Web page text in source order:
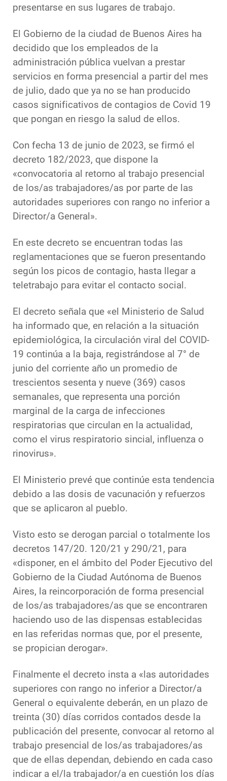
presentarse en sus lugares de trabajo.
El Gobierno de la ciudad de Buenos Aires ha
decidido que los empleados de la
administración pública vuelvan a prestar
servicios en forma presencial a partir del mes
de julio, dado que ya no se han producido
casos significativos de contagios de Covid 19
que pongan en riesgo la salud de ellos.
Con fecha 13 de junio de 2023, se firmó el
decreto 182/2023, que dispone la
«convocatoria al retorno al trabajo presencial
de los/as trabajadores/as por parte de las
autoridades superiores con rango no inferior a
Director/a General».
En este decreto se encuentran todas las
reglamentaciones que se fueron presentando
según los picos de contagio, hasta llegar a
teletrabajo para evitar el contacto social.
El decreto señala que «el Ministerio de Salud
ha informado que, en relación a la situación
epidemiológica, la circulación viral del COVID-
19 continúa a la baja, registrándose al 7° de
junio del corriente año un promedio de
trescientos sesenta y nueve (369) casos
semanales, que representa una porción
marginal de la carga de infecciones
respiratorias que circulan en la actualidad,
como el virus respiratorio sincial, influenza o
rinovirus».
El Ministerio prevé que continúe esta tendencia
debido a las dosis de vacunación y refuerzos
que se aplicaron al pueblo.
Visto esto se derogan parcial o totalmente los
decretos 147/20. 120/21 y 290/21, para
«disponer, en el ámbito del Poder Ejecutivo del
Gobierno de la Ciudad Autónoma de Buenos
Aires, la reincorporación de forma presencial
de los/as trabajadores/as que se encontraren
haciendo uso de las dispensas establecidas
en las referidas normas que, por el presente,
se propician derogar».
Finalmente el decreto insta a «las autoridades
superiores con rango no inferior a Director/a
General o equivalente deberán, en un plazo de
treinta (30) días corridos contados desde la
publicación del presente, convocar al retorno al
trabajo presencial de los/as trabajadores/as
que de ellas dependan, debiendo en cada caso
indicar a el/la trabajador/a en cuestión los días